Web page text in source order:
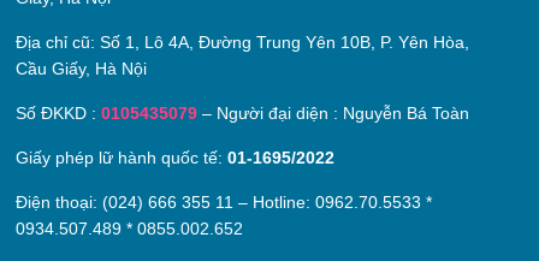
Địa chỉ cũ:Số 1, Lô 4A, Đường Trung Yên 10B, P. Yên Hòa,
Cầu Giấy, Hà Nội
Số ĐKKD :0105435079 – Người đại diện : Nguyễn Bá Toàn
Giấy phép lữ hành quốc tế:01-1695/2022
Điện thoại: (024) 666 355 11 – Hotline:0962.70.5533 *
0934.507.489 *0855.002.652